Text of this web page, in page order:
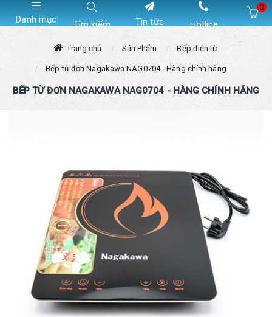
Danh mục Tìm kiếm Tin tức Hotline
0
Trang chủ Sản Phẩm Bếp điện từ
Bếp từ đơn Nagakawa NAG0704 - Hàng chính hãng
BẾP TỪ ĐƠN NAGAKAWA NAG0704 - HÀNG CHÍNH HÃNG